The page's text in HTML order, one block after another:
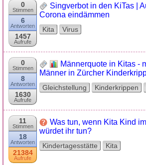
0
Stimmen
6
Antworten
1457
Aufrufe
Singverbot in den KiTas |
Corona eindämmen
Kita Virus
0
Stimmen
8
Antworten
1630
Aufrufe
Männerquote in Kitas -
Männer in Zürcher
Gleichstellung Kinderkrippen
11
Stimmen
18
Antworten
21384
Aufrufe
Was tun, wenn Kita Kind
würdet ihr tun?
Kindertagesstätte Kita